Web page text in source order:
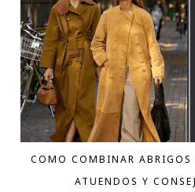
COMO COMBINAR
ATUENDOS Y